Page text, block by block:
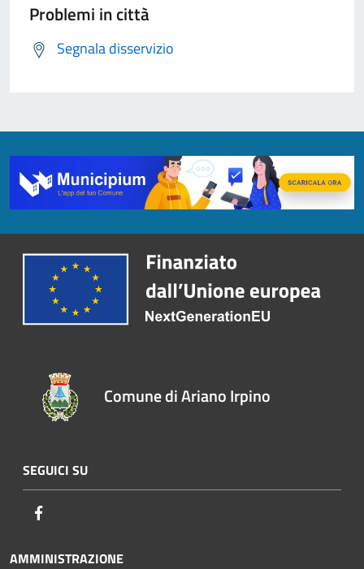
Problemi in città
Segnala disservizio
Comune di Ariano Irpino
SEGUICI SU
AMMINISTRAZIONE